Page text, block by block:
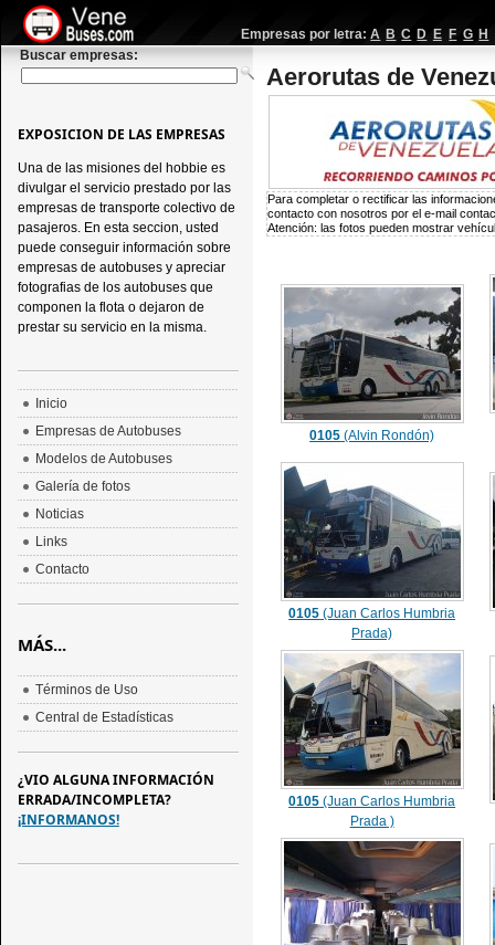
Empresas por letra: A B C D E F G H
Buscar empresas:
Aerorutas de
Para completar o rectificar las
contacto con nosotros por el e-mail
Atención: las fotos pueden mostrar
0105 (Alvin Rondón)
0105 (Juan Carlos Humbria
Prada)
0105 (Juan Carlos Humbria
Prada )
EXPOSICION DE LAS EMPRESAS
Una de las misiones del hobbie es
divulgar el servicio prestado por las
empresas de transporte colectivo de
pasajeros. En esta seccion, usted
puede conseguir información sobre
empresas de autobuses y apreciar
fotografias de los autobuses que
componen la flota o dejaron de
prestar su servicio en la misma.
Inicio
Empresas de Autobuses
Modelos de Autobuses
Galería de fotos
Noticias
Links
Contacto
MÁS...
Términos de Uso
Central de Estadísticas
¿VIO ALGUNA INFORMACIÓN
ERRADA/INCOMPLETA?
¡INFORMANOS!